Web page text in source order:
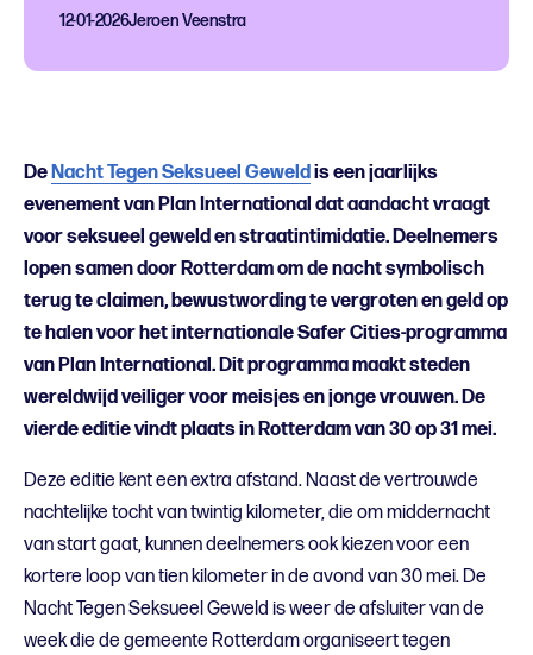
12-01-2026Jeroen Veenstra
DeNacht Tegen Seksueel Geweldis een jaarlijks
evenement van Plan International dat aandacht vraagt
voor seksueel geweld en straatintimidatie. Deelnemers
lopen samen door Rotterdam om de nacht symbolisch
terug te claimen, bewustwording te vergroten en geld op
te halen voor het internationale Safer Cities-programma
van Plan International. Dit programma maakt steden
wereldwijd veiliger voor meisjes en jonge vrouwen. De
vierde editie vindt plaats in Rotterdam van 30 op 31 mei.
Deze editie kent een extra afstand. Naast de vertrouwde
nachtelijke tocht van twintig kilometer, die om middernacht
van start gaat, kunnen deelnemers ook kiezen voor een
kortere loop van tien kilometer in de avond van 30 mei. De
Nacht Tegen Seksueel Geweld is weer de afsluiter van de
week die de gemeente Rotterdam organiseert tegen